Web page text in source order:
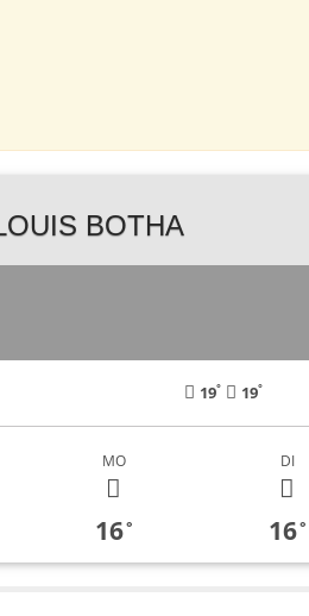
BOTHA
19° 19°
MO
16°
DI
16°